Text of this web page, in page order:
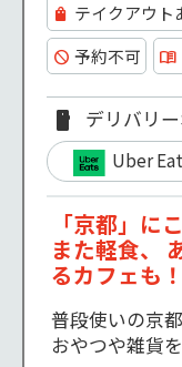
テイクアウト
予約不可
デリバリ
Uber
「京都」に
また軽食、
るカフェも！
普段使いの京
おやつや雑貨